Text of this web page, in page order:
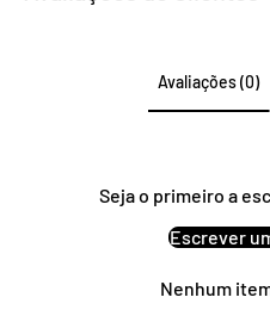
Avaliações (0)
Seja o primeiro a
Escrever
Nenhum